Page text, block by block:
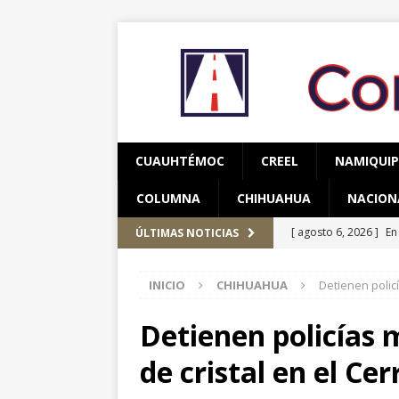
CUAUHTÉMOC CREEL
COLUMNA CHIHUAHUA
ÚLTIMAS NOTICIAS [ agosto 6, 2026 ]
[ agosto 5, 2026 ]
Bienestar en esta
años de edad
INICIO CHIHUAHUA Detienen
Detienen policías
de cristal en el